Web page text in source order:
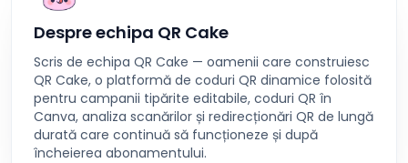
Despre echipa QR Cake
Scris de echipa QR Cake — oamenii care construiesc
QR Cake, o platformă de coduri QR dinamice folosită
pentru campanii tipărite editabile, coduri QR în
Canva, analiza scanărilor și redirecționări QR de lungă
durată care continuă să funcționeze și după
încheierea abonamentului.